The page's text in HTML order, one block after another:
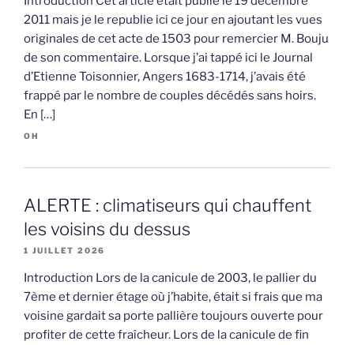
2011 mais je le republie ici ce jour en ajoutant les vues
originales de cet acte de 1503 pour remercier M. Bouju
de son commentaire. Lorsque j’ai tappé ici le Journal
d’Etienne Toisonnier, Angers 1683-1714, j’avais été
frappé par le nombre de couples décédés sans hoirs.
En […]
OH
ALERTE : climatiseurs qui chauffent
les voisins du dessus
1 JUILLET 2026
Introduction Lors de la canicule de 2003, le pallier du
7ème et dernier étage où j’habite, était si frais que ma
voisine gardait sa porte pallière toujours ouverte pour
profiter de cette fraîcheur. Lors de la canicule de fin